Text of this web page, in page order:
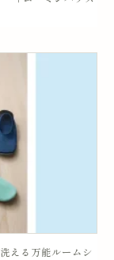
える万能ルームシ